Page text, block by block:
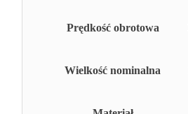
Prędkość obrotowa
Wielkość nominalna